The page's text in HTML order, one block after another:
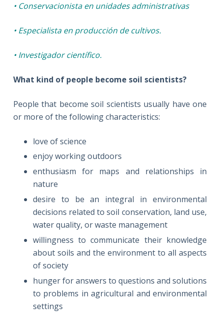
• Conservacionista en unidades administrativas
• Especialista en producción de cultivos.
• Investigador científico.
What kind of people become soil scientists?
People that become soil scientists usually have one
or more of the following characteristics:
love of science
enjoy working outdoors
enthusiasm for maps and relationships in
nature
desire to be an integral in environmental
decisions related to soil conservation, land use,
water quality, or waste management
willingness to communicate their knowledge
about soils and the environment to all aspects
of society
hunger for answers to questions and solutions
to problems in agricultural and environmental
settings